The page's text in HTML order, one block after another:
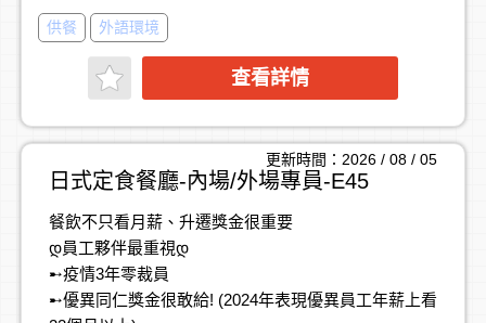
4.協助主管會議口譯及文件翻譯
5.主管交辦事項
【 薪 資 福 利 】
固定月薪 (依學經歷核定)、二節禮金禮盒、年終獎金
(依績效)、
餐
保現場營運順暢
3. 管理食材庫存、叫貨與備料，具成本控制與損耗管
4. 維持內場環境清潔與食品衛生標準，具高度自我要
5. 協助主廚／副主廚執行內場營運管理（人力安排、
器具與資產管理等）
6. 負責人員訓練與發展（教育訓練、績效評估、交叉
訓練規劃）
7. 執行主管交辦事項
【薪資】月薪50,000以上+空班津貼
供餐 外語環境
查看詳情
日式定食餐廳-內場/外場專員-E45
更新時間：2026 / 08 / 05
餐飲不只看月薪、升遷獎金很重要
დ員工夥伴最重視დ
➸疫情3年零裁員
➸優異同仁獎金很敢給! (2024年表現優異員工年薪上看